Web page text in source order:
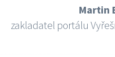
Martin
zakladatel portálu